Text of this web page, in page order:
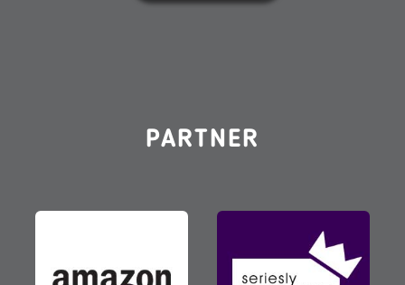
PARTNER